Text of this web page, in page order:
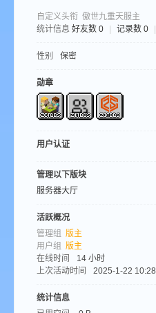
自定义头衔 傲世九重天服主
统计信息 好友数 0 记录数 0
性别 保密
勋章
用户认证
管理以下版块
服务器大厅
活跃概况
管理组 版主
用户组 版主
在线时间
14 小时
上次活动时间
2025-1-22 10:28
统计信息